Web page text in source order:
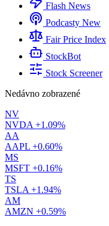
Flash News
Podcasty New
Fair Price Index
StockBot
Stock Screener
Nedávno zobrazené
NV
NVDA +1.09%
AA
AAPL +0.60%
MS
MSFT +0.16%
TS
TSLA +1.94%
AM
AMZN +0.59%